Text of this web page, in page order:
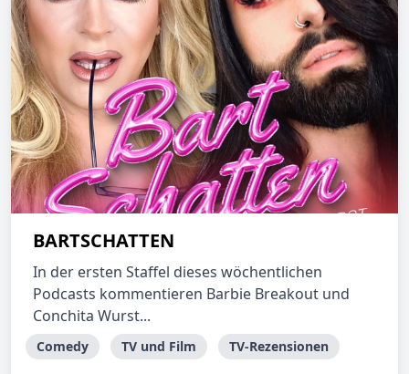
BARTSCHATTEN
In der ersten Staffel dieses wöchentlichen
Podcasts kommentieren Barbie Breakout und
Conchita Wurst...
Comedy TV und Film TV-Rezensionen